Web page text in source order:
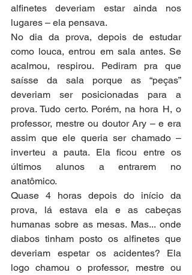
alfinetes deveriam estar ainda nos
lugares – ela pensava.
No dia da prova, depois de estudar
como louca, entrou em sala antes. Se
acalmou, respirou. Pediram pra que
saísse da sala porque as “peças”
deveriam ser posicionadas para a
prova. Tudo certo. Porém, na hora H, o
professor, mestre ou doutor Ary – e era
assim que ele queria ser chamado –
inverteu a pauta. Ela ficou entre os
últimos alunos a entrarem no
anatômico.
Quase 4 horas depois do início da
prova, lá estava ela e as cabeças
humanas sobre as mesas. Mas... onde
diabos tinham posto os alfinetes que
deveriam espetar os acidentes? Ela
logo chamou o professor, mestre ou